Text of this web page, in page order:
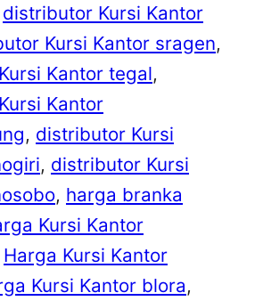
distributor Kursi Kantor
Kursi Kantor sragen
Kantor tegal
Kantor
, distributor Kursi
, distributor Kursi
, harga branka
Kursi Kantor
Harga Kursi Kantor
Kursi Kantor blora